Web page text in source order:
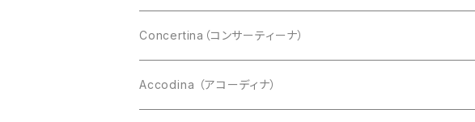
Cooperfisa(コーペルフィサ)
Exelsior(エキセルシァー)
CROMATIC(クロマチック)
DIATONIC（ダイアトニック）
Concertina（コンサーティーナ）
アングロコンサーティーナ
Accodina （アコーディナ）